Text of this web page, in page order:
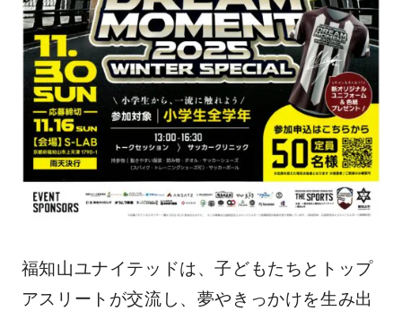
福知山ユナイテッドは、子どもたちとトップ
アスリートが交流し、夢やきっかけを生み出